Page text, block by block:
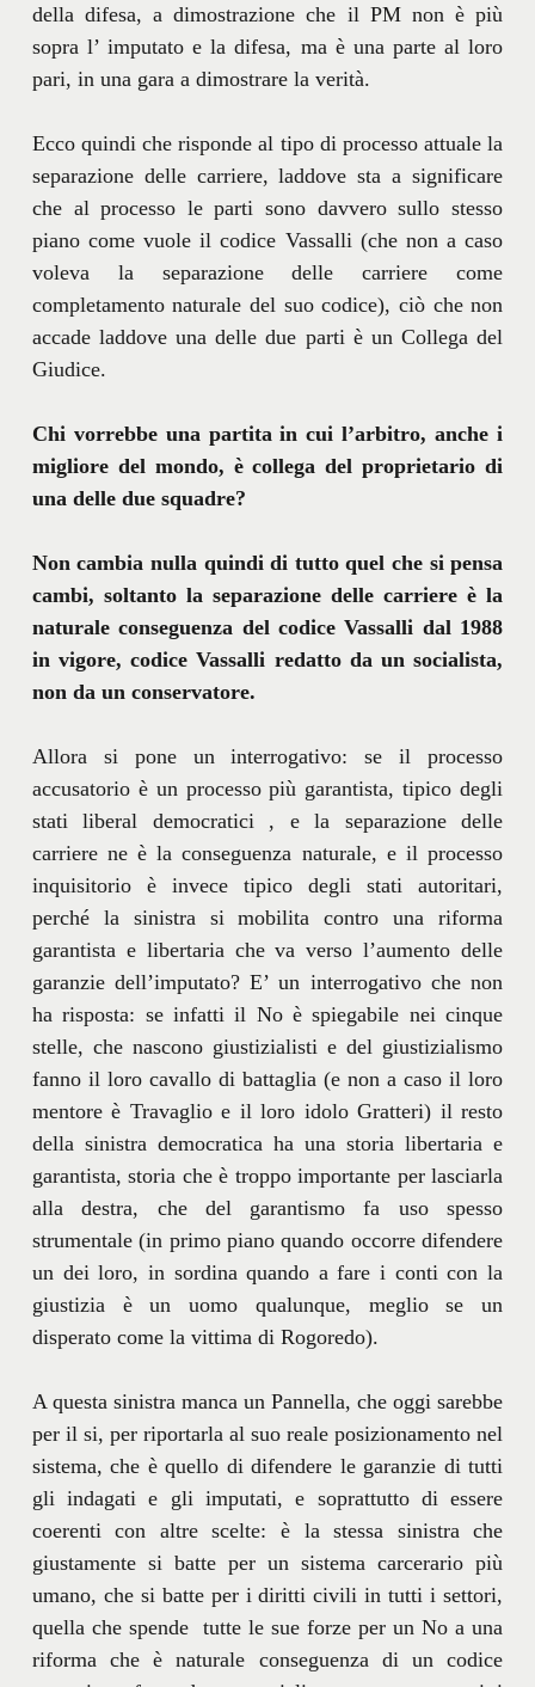
della difesa, a dimostrazione che il PM non è più
sopra l’ imputato e la difesa, ma è una parte al loro
pari, in una gara a dimostrare la verità.
Ecco quindi che risponde al tipo di processo attuale la
separazione delle carriere, laddove sta a significare
che al processo le parti sono davvero sullo stesso
piano come vuole il codice Vassalli (che non a caso
voleva la separazione delle carriere come
completamento naturale del suo codice), ciò che non
accade laddove una delle due parti è un Collega del
Giudice.
Chi vorrebbe una partita in cui l’arbitro, anche i
migliore del mondo, è collega del proprietario di
una delle due squadre?
Non cambia nulla quindi di tutto quel che si pensa
cambi, soltanto la separazione delle carriere è la
naturale conseguenza del codice Vassalli dal 1988
in vigore, codice Vassalli redatto da un socialista,
non da un conservatore.
Allora si pone un interrogativo: se il processo
accusatorio è un processo più garantista, tipico degli
stati liberal democratici , e la separazione delle
carriere ne è la conseguenza naturale, e il processo
inquisitorio è invece tipico degli stati autoritari,
perché la sinistra si mobilita contro una riforma
garantista e libertaria che va verso l’aumento delle
garanzie dell’imputato? E’ un interrogativo che non
ha risposta: se infatti il No è spiegabile nei cinque
stelle, che nascono giustizialisti e del giustizialismo
fanno il loro cavallo di battaglia (e non a caso il loro
mentore è Travaglio e il loro idolo Gratteri) il resto
della sinistra democratica ha una storia libertaria e
garantista, storia che è troppo importante per lasciarla
alla destra, che del garantismo fa uso spesso
strumentale (in primo piano quando occorre difendere
un dei loro, in sordina quando a fare i conti con la
giustizia è un uomo qualunque, meglio se un
disperato come la vittima di Rogoredo).
A questa sinistra manca un Pannella, che oggi sarebbe
per il si, per riportarla al suo reale posizionamento nel
sistema, che è quello di difendere le garanzie di tutti
gli indagati e gli imputati, e soprattutto di essere
coerenti con altre scelte: è la stessa sinistra che
giustamente si batte per un sistema carcerario più
umano, che si batte per i diritti civili in tutti i settori,
quella che spende tutte le sue forze per un No a una
riforma che è naturale conseguenza di un codice